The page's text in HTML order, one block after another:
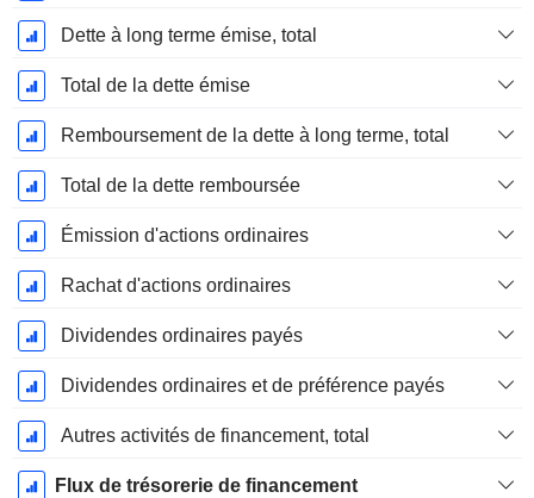
Dette à long terme émise, total
Total de la dette émise
Remboursement de la dette à long terme, total
Total de la dette remboursée
Émission d'actions ordinaires
Rachat d'actions ordinaires
Dividendes ordinaires payés
Dividendes ordinaires et de préférence payés
Autres activités de financement, total
Flux de trésorerie de financement